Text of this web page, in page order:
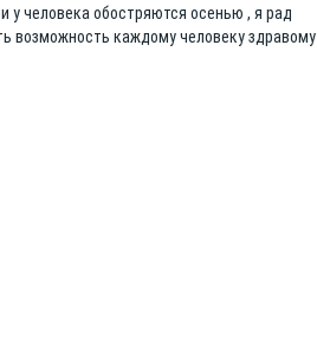
человека обостряются осенью , я рад
возможность каждому человеку здравому